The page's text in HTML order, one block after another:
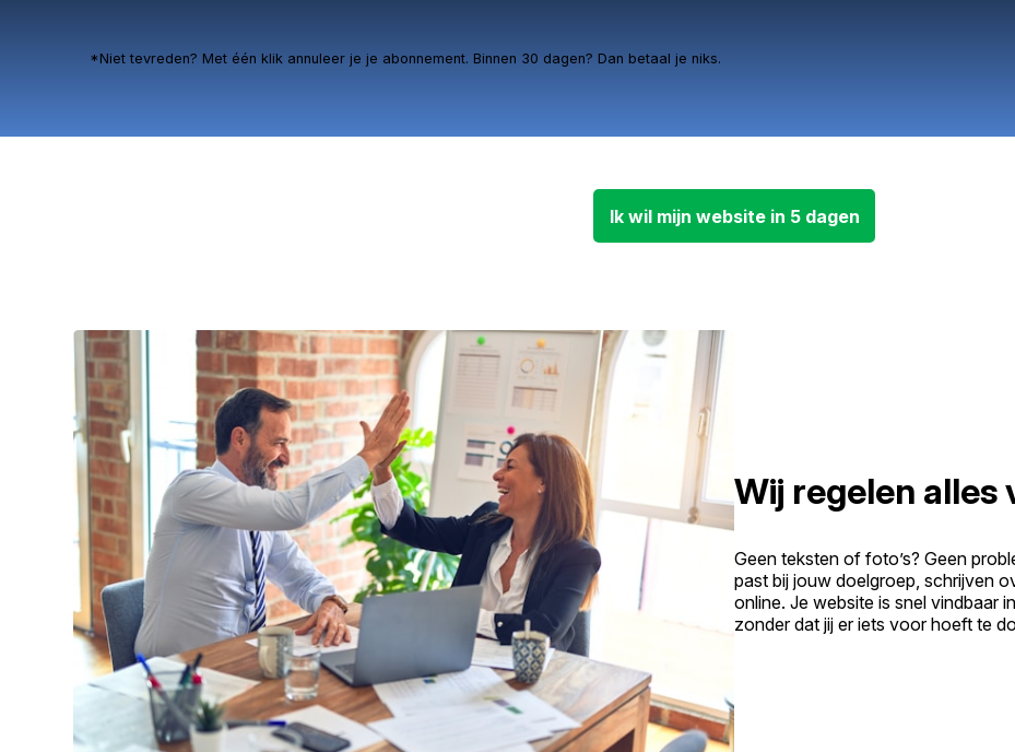
*Niet tevreden? Met één klik annuleer je je abonnement. Binnen 30 dagen? Dan betaal je niks.
Ik wil mijn website in 5 dagen
Wij regelen alles
Geen teksten of foto’s? Geen
past bij jouw doelgroep, schrijven
online. Je website is snel vindbaar
zonder dat jij er iets voor hoeft te